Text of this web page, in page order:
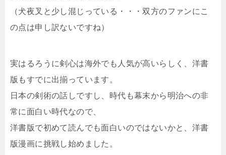
（犬夜叉と少し混じっている・・・双方のファンにこ
の点は申し訳ないですね）
実はるろうに剣心は海外でも人気が高いらしく、洋書
版もすでに出揃っています。
日本の剣術の話しですし、時代も幕末から明治への非
常に面白い時代なので、
洋書版で初めて読んでも面白いのではないかと、洋書
版漫画に挑戦し始めました。